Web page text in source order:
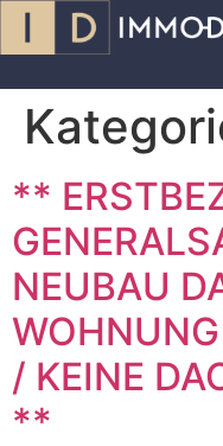
**
NEUBAU
/ KEINE
**